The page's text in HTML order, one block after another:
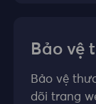
Bảo vệ
Bảo vệ
dõi trang